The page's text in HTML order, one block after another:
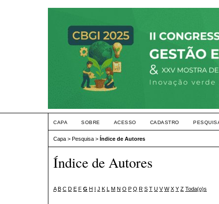
CAPA SOBRE ACESSO CADASTRO
Capa > Pesquisa > Índice de Autores
Índice de Autores
A B C D E F G H I J K L M N O P Q R S T U V W X Y Z Toda(o)s